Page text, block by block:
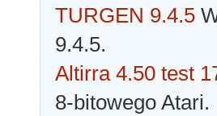
TURGEN 9.4.5
9.4.5.
Altirra 4.50 test
8-bitowego Atari.